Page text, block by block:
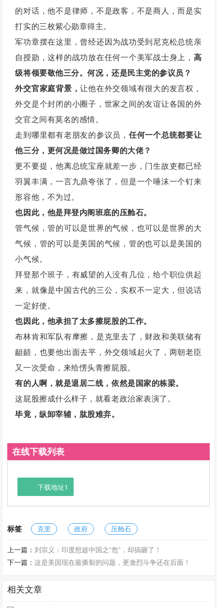
的对话，他不是律师，不是政客，不是商人，而是实
打实的三枚紫心勋章得主。
军功章摆在这里，曾经还因为战功受到尼克松总统亲
自授勋，这样的战功放在任何一个美军战士身上， 高
级将领要敬他三分。何况，还是民主党的参议员？
外交官家庭背景，让他在外交领域有很大的发言权，
外交是个封闭的小圈子，世家之间的友谊让各国的外
交官之间有莫名的感情。
走到哪里都有老朋友的参议员， 任何一个总统都要让
他三分，更何况是做过国务卿的大佬？
更不要提，他离总统宝座就差一步，门生故吏都已经
羽翼丰满，一言九鼎夸张了，但是一个唾沫一个钉来
形容他，不为过。
也因此，他是拜登内阁班底的压舱石。
管气候，管的可以是世界的气候，也可以是世界的大
气候，管的可以是美国的气候，管的也可以是美国的
小气候。
拜登那个班子，有威望的人没有几位，给个职位供起
来，就像是中国古代的三公，实权不一定大，但说话
一定好使。
也因此，他承担了太多擦屁股的工作。
布林肯和军队有摩擦，是克里去了，财政和美联储有
龃龉，也要他出面去平，外交领域起火了，两朝老臣
又一次受命，来给愣头青擦屁股。
有的人啊，就是退居二线，依然是国家的栋梁。
这屁股擦成什么样子，就看老政治家表演了。
毕竟，纵卸宰辅，肱股难弃。
在线下载列表
下载地址1
标签 克里 政府 压舱石
上一篇：刘宗义：印度想趁中国之“危”，却搞砸了！
下一篇：这是美国现在最撕裂的问题，更激烈斗争还在后面！
相关文章